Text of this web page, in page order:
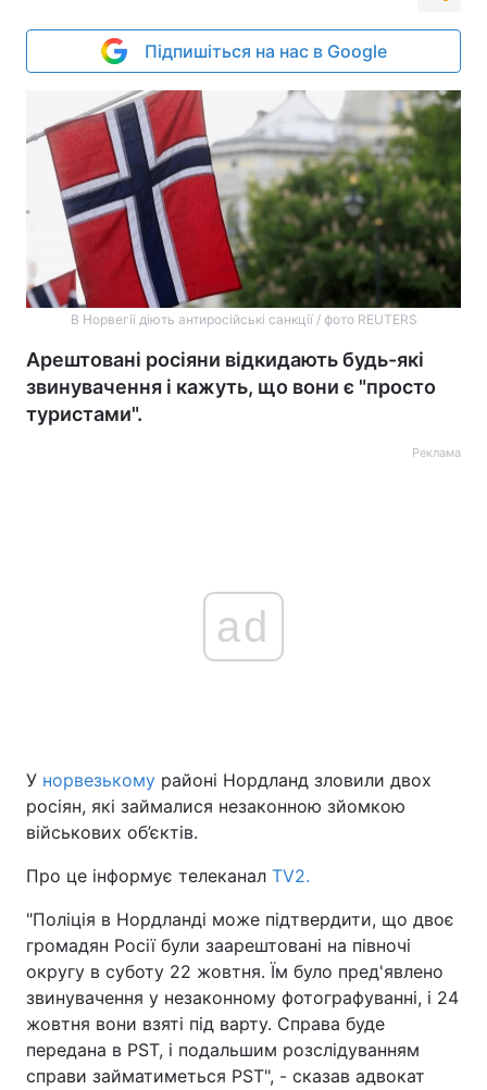
Підпишіться на нас в Google
В Норвегії діють антиросійські санкції / фото REUTERS
Арештовані росіяни відкидають будь-які
звинувачення і кажуть, що вони є "просто
туристами".
Реклама
ad
У норвезькому районі Нордланд зловили двох
росіян, які займалися незаконною зйомкою
військових об’єктів.
Про це інформує телеканал TV2.
"Поліція в Нордланді може підтвердити, що двоє
громадян Росії були заарештовані на півночі
округу в суботу 22 жовтня. Їм було пред'явлено
звинувачення у незаконному фотографуванні, і 24
жовтня вони взяті під варту. Справа буде
передана в PST, і подальшим розслідуванням
справи займатиметься PST", - сказав адвокат